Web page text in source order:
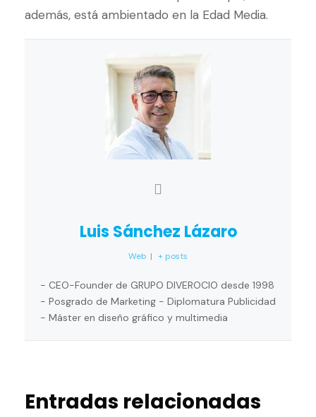
además, está ambientado en la Edad Media.
Luis Sánchez Lázaro
Web | + posts
- CEO-Founder de GRUPO DIVEROCIO desde 1998
- Posgrado de Marketing - Diplomatura Publicidad
- Máster en diseño gráfico y multimedia
Entradas relacionadas